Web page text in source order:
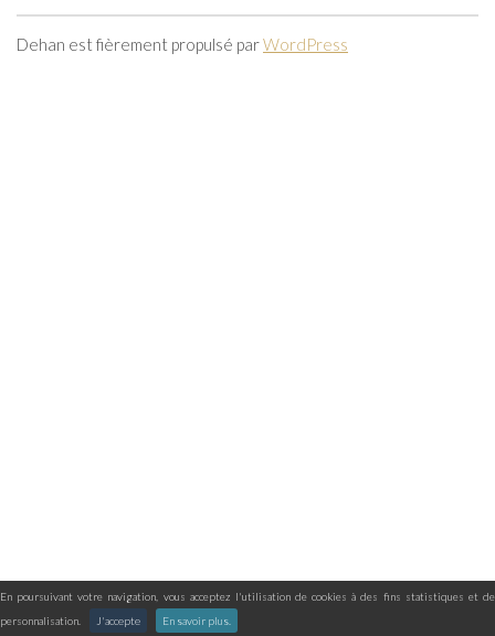
En poursuivant votre navigation, vous acceptez l'utilisation de cookies à des fins statistiques et de
personnalisation.
J'accepte En savoir plus.
Dehan est fièrement propulsé parWordPress